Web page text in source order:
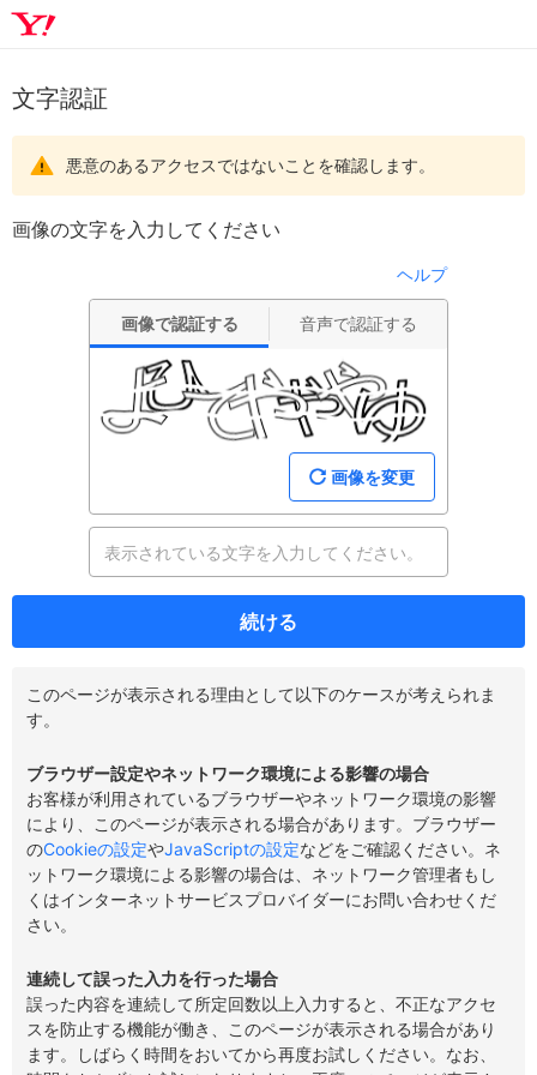
文字認証
悪意のあるアクセスではないことを確認します。
画像の文字を入力してください
ヘルプ
画像で認証する 音声で認証する
画像を変更
続ける
このページが表示される理由として以下のケースが考えられま
す。
ブラウザー設定やネットワーク環境による影響の場合
お客様が利用されているブラウザーやネットワーク環境の影響
により、このページが表示される場合があります。ブラウザー
のCookieの設定やJavaScriptの設定などをご確認ください。ネ
ットワーク環境による影響の場合は、ネットワーク管理者もし
くはインターネットサービスプロバイダーにお問い合わせくだ
さい。
連続して誤った入力を行った場合
誤った内容を連続して所定回数以上入力すると、不正なアクセ
スを防止する機能が働き、このページが表示される場合があり
ます。しばらく時間をおいてから再度お試しください。なお、